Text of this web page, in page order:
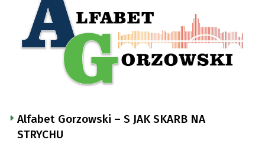
Alfabet Gorzowski – S JAK SKARB NA
STRYCHU